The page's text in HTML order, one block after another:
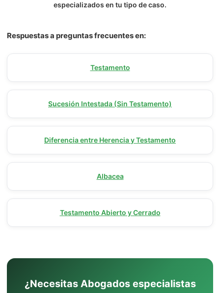
especializados en tu tipo de caso.
Respuestas a preguntas frecuentes en:
Testamento
Sucesión Intestada (Sin Testamento)
Diferencia entre Herencia y Testamento
Albacea
Testamento Abierto y Cerrado
¿Necesitas Abogados especialistas